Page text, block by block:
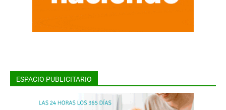
ESPACIO PUBLICITARIO